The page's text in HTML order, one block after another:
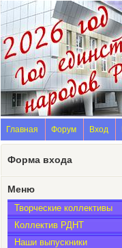
Главная Форум Вход
Форма входа
Меню
Творческие коллективы
Коллектив РДНТ
Наши выпускники